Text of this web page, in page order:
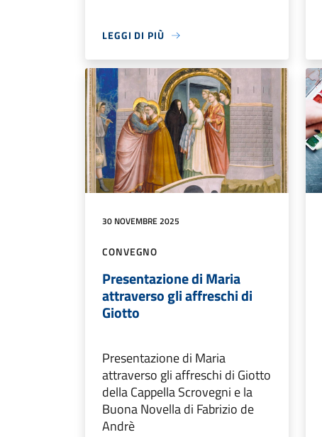
LEGGI DI PIÙ
30 NOVEMBRE 2025
CONVEGNO
Presentazione di Maria
attraverso gli affreschi di
Giotto
Presentazione di Maria
attraverso gli affreschi di Giotto
della Cappella Scrovegni e la
Buona Novella di Fabrizio de
Andrè